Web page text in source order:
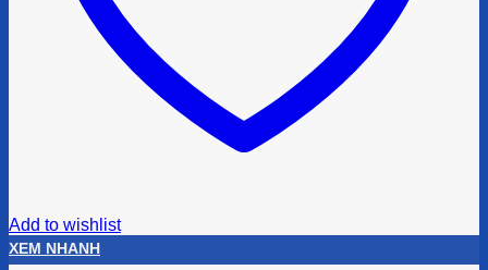
Add to wishlist
XEM NHANH